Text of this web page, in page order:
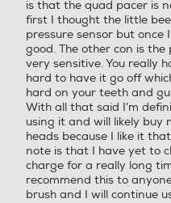
is that the quad pacer is
first I thought the little
pressure sensor but
good. The other con is
very sensitive. You really
hard to have it go off
hard on your teeth and
With all that said I’m
using it and will likely buy
heads because I like it
note is that I have yet to
charge for a really long
recommend this to
brush and I will continue